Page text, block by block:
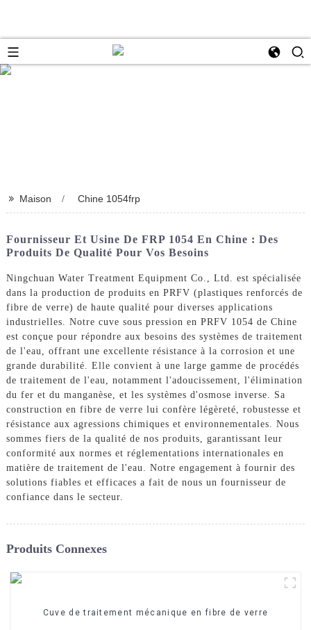
>> Maison Chine 1054frp
Fournisseur Et Usine De FRP 1054 En Chine : Des
Produits De Qualité Pour Vos Besoins
Ningchuan Water Treatment Equipment Co., Ltd. est spécialisée
dans la production de produits en PRFV (plastiques renforcés de
fibre de verre) de haute qualité pour diverses applications
industrielles. Notre cuve sous pression en PRFV 1054 de Chine
est conçue pour répondre aux besoins des systèmes de traitement
de l'eau, offrant une excellente résistance à la corrosion et une
grande durabilité. Elle convient à une large gamme de procédés
de traitement de l'eau, notamment l'adoucissement, l'élimination
du fer et du manganèse, et les systèmes d'osmose inverse. Sa
construction en fibre de verre lui confère légèreté, robustesse et
résistance aux agressions chimiques et environnementales. Nous
sommes fiers de la qualité de nos produits, garantissant leur
conformité aux normes et réglementations internationales en
matière de traitement de l'eau. Notre engagement à fournir des
solutions fiables et efficaces a fait de nous un fournisseur de
confiance dans le secteur.
Produits Connexes
Cuve de traitement mécanique en fibre de verre